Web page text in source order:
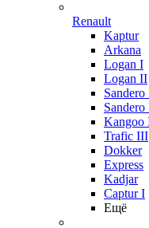
Renault
Kaptur
Arkana
Logan I
Logan II
Sandero
Sandero
Kangoo
Trafic III
Dokker
Express
Kadjar
Captur I
Ещё